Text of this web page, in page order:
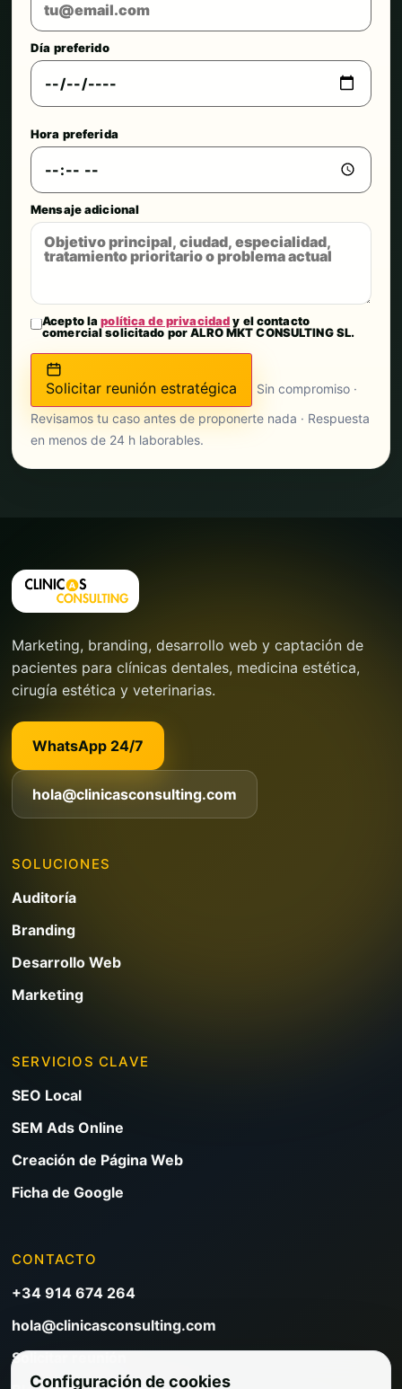
Día preferido
Hora preferida
Mensaje adicional
Acepto lapolítica de privacidady el contacto
comercial solicitado por ALRO MKT CONSULTING SL.
Solicitar reunión estratégica
Sin compromiso ·
Revisamos tu caso antes de proponerte nada · Respuesta
en menos de 24 h laborables.
Marketing, branding, desarrollo web y captación de
pacientes para clínicas dentales, medicina estética,
cirugía estética y veterinarias.
WhatsApp 24/7
hola@clinicasconsulting.com
SOLUCIONES
Auditoría
Branding
Desarrollo Web
Marketing
SERVICIOS CLAVE
SEO Local
SEM Ads Online
Creación de Página Web
Ficha de Google
CONTACTO
+34 914 674 264
hola@clinicasconsulting.com
Solicitar reunión
Configuración de cookies